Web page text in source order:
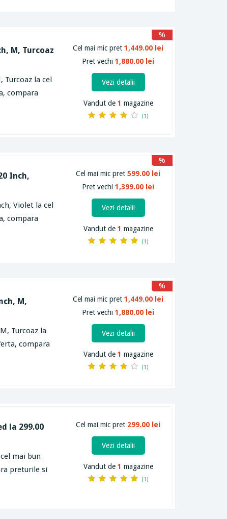
M, Turcoaz
Turcoaz la cel
compara
Cel mai mic pret1,449.00 lei
Pret vechi1,880.00 lei
%
Vezi detalii
Vandut de 1 magazine
(1)
Inch,
Violet la cel
compara
Cel mai mic pret599.00 lei
Pret vechi1,399.00 lei
%
Vezi detalii
Vandut de 1 magazine
(1)
M,
Turcoaz la
compara
Cel mai mic pret1,449.00 lei
Pret vechi1,880.00 lei
%
Vezi detalii
Vandut de 1 magazine
(1)
la 299.00
mai bun
preturile si
Cel mai mic pret 299.00 lei
Vezi detalii
Vandut de 1 magazine
(1)